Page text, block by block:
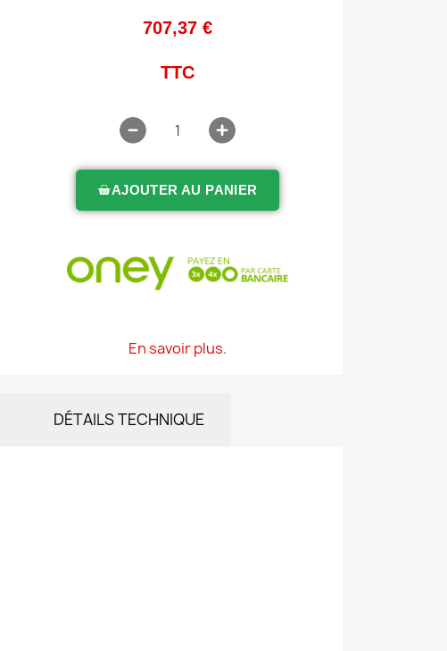
707,37 €
TTC
AJOUTER AU PANIER
En savoir plus.
DÉTAILS TECHNIQUE